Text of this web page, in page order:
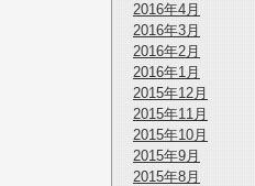
2016年4月
2016年3月
2016年2月
2016年1月
2015年12月
2015年11月
2015年10月
2015年9月
2015年8月